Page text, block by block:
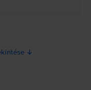
áron a szokásos kedvenc
visszaküldést és a